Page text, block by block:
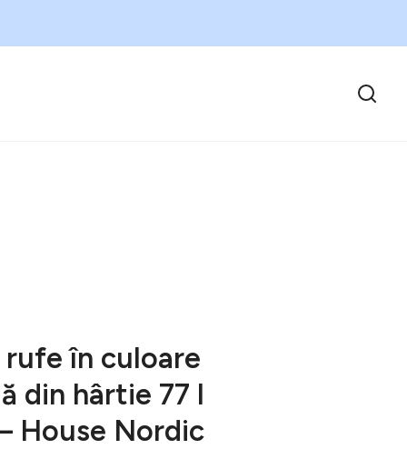
rufe în culoare
din hârtie 77 l
House Nordic